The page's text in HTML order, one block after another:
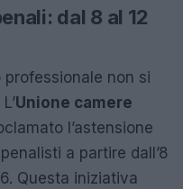
dal 8 al 12
non si
Unione camere
l’astensione
a partire dall’8
Questa iniziativa